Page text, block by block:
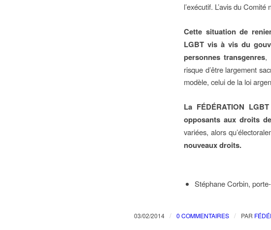
l’exécutif. L’avis du
Cette situation de
LGBT vis à vis du
personnes transgenres,
risque d’être largement
modèle, celui de la loi
La FÉDÉRATION
opposants aux droits
variées, alors
nouveaux droits.
Stéphane Corbin,
03/02/2014 / 0 COMMENTAIRES / PAR